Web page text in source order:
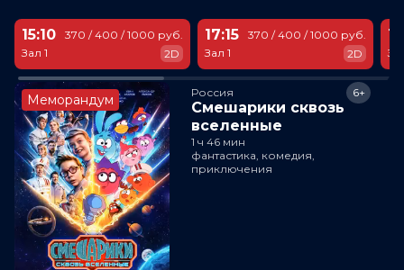
15:10
Зал 1
370 / 400 / 1000 руб.
2D
17:15
Зал 1
370 / 400 / 1000 руб.
2D
Меморандум Россия
Смешарики сквозь
вселенные
6+
1 ч 46 мин
фантастика, комедия,
приключения